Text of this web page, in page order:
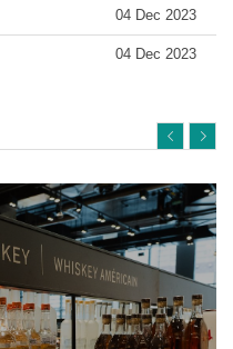
04 Dec 2023
04 Dec 2023